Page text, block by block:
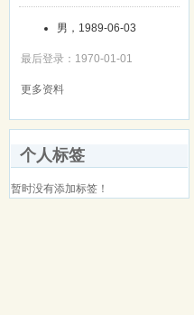
男，1989-06-03
最后登录：1970-01-01
更多资料
个人标签
暂时没有添加标签！